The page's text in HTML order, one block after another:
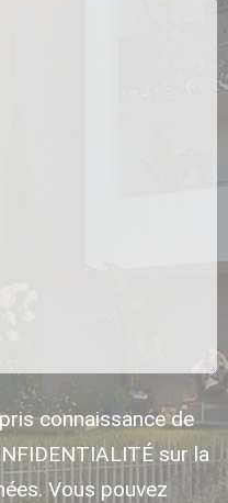
connaissance de
sur la
Vous pouvez